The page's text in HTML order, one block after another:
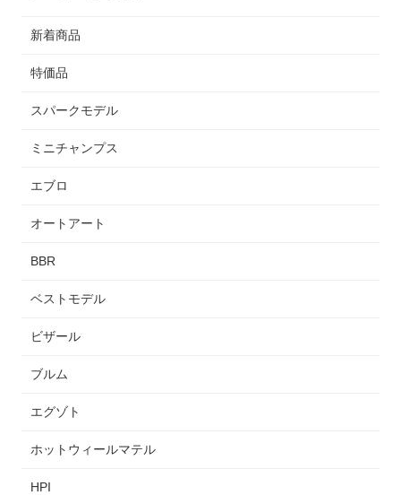
新着商品
特価品
スパークモデル
ミニチャンプス
エブロ
オートアート
BBR
ベストモデル
ビザール
ブルム
エグゾト
ホットウィールマテル
HPI